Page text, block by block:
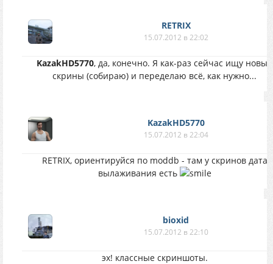
RETRIX
15.07.2012 в 22:02
KazakHD5770, да, конечно. Я как-раз сейчас ищу новые
скрины (собираю) и переделаю всё, как нужно...
KazakHD5770
15.07.2012 в 22:04
RETRIX, ориентируйся по moddb - там у скринов дата
вылаживания есть
bioxid
15.07.2012 в 22:10
эх! классные скриншоты.